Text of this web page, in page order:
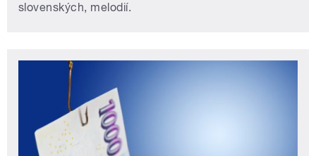
slovenských, melodií.